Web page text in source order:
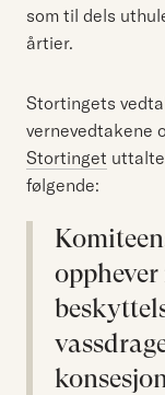
som til dels
årtier.
Stortingets
vernevedtakene
Stortinget
følgende: